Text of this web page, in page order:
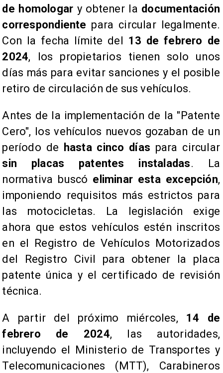
de homologar y obtener la documentación
correspondiente para circular legalmente.
Con la fecha límite del 13 de febrero de
2024, los propietarios tienen solo unos
días más para evitar sanciones y el posible
retiro de circulación de sus vehículos.
​Antes de la implementación de la "Patente
Cero", los vehículos nuevos gozaban de un
período de hasta cinco días para circular
sin placas patentes instaladas. La
normativa buscó eliminar esta excepción,
imponiendo requisitos más estrictos para
las motocicletas. La legislación exige
ahora que estos vehículos estén inscritos
en el Registro de Vehículos Motorizados
del Registro Civil para obtener la placa
patente única y el certificado de revisión
técnica.
A partir del próximo miércoles, 14 de
febrero de 2024, las autoridades,
incluyendo el Ministerio de Transportes y
Telecomunicaciones (MTT), Carabineros